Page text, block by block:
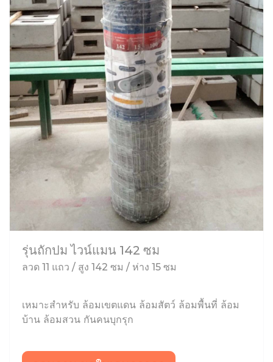
รุ่นถักปม ไวน์แมน 142 ซม
ลวด 11 แถว / สูง 142 ซม / ห่าง 15 ซม
เหมาะสำหรับ ล้อมเขตแดน ล้อมสัตว์ ล้อมพื้นที่ ล้อม
บ้าน ล้อมสวน กันคนบุกรุก